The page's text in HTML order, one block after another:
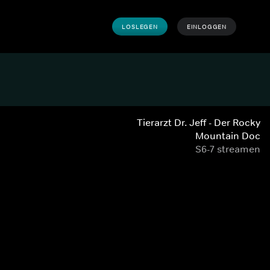
LOSLEGEN EINLOGGEN
Tierarzt Dr. Jeff - Der Rocky
Mountain Doc
S6-7 streamen